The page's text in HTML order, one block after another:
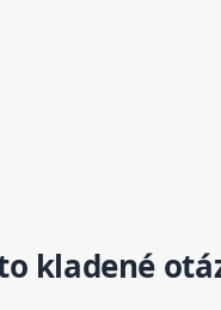
kladené